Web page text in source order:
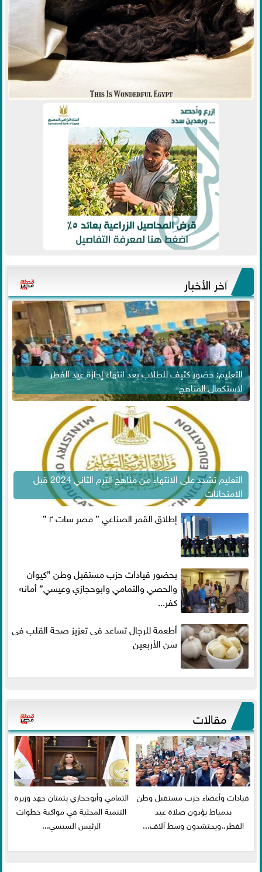
آخر الأخبار
التعليم: حضور كثيف للطلاب بعد انتهاء إجازة عيد الفطر
لاستكمال المناهج
التعليم تشدد على الانتهاء من مناهج الترم الثاني 2024 قبل
الامتحانات
إطلاق القمر الصناعي ” مصر سات ٢ ”
بحضور قيادات حزب مستقبل وطن ”كيوان
والحصي والتمامي وابوحجازي وعيسي” أمانه
كفر...
أطعمة للرجال تساعد فى تعزيز صحة القلب فى
سن الأربعين
مقالات
قيادات وأعضاء حزب مستقبل وطن
بدمياط يؤدون صلاة عيد
الفطر..ويحتشدون وسط آلاف...
التمامي وأبوحجازي يثمنان جهد وزيرة
التنمية المحلية في مواكبة خطوات
الرئيس السيسي...